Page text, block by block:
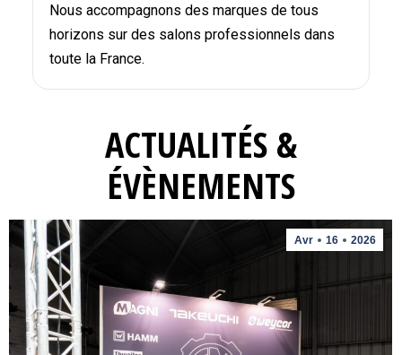
Nous accompagnons des marques de tous
horizons sur des salons professionnels dans
toute la France.
ACTUALITÉS &
ÉVÈNEMENTS
Avr 16 2026